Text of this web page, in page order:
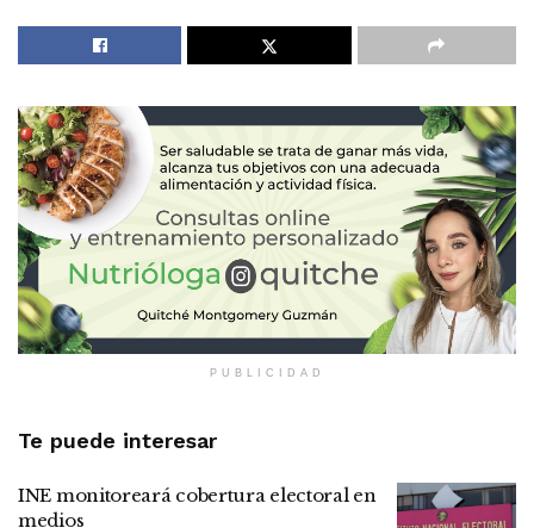
PUBLICIDAD
Te puede interesar
INE monitoreará cobertura electoral en
medios